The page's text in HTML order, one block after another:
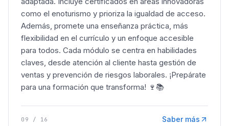
como el enoturismo y prioriza la igualdad de acceso.
Además, promete una enseñanza práctica, más
flexibilidad en el currículo y un enfoque accesible
para todos. Cada módulo se centra en habilidades
claves, desde atención al cliente hasta gestión de
ventas y prevención de riesgos laborales. ¡Prepárate
para una formación que transforma! 🍷📚
09 / 16 Saber más